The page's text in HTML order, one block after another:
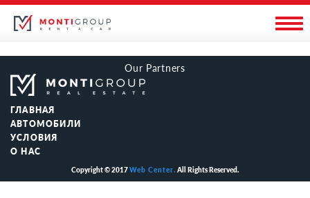
Our Partners
ГЛАВНАЯ
АВТОМОБИЛИ
УСЛОВИЯ
О НАС
Copyright © 2017Web Center. All Rights Reserved.